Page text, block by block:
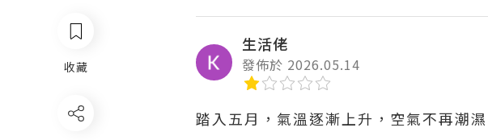
生活佬
發佈於 2026.05.14
踏入五月，氣溫逐漸上升，空氣不再潮
收藏